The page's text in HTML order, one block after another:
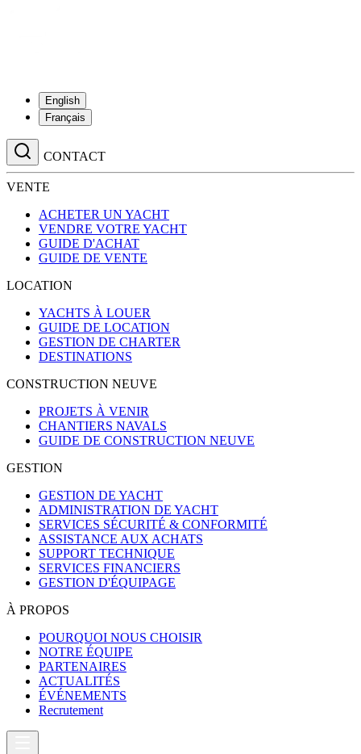
English
Français
CONTACT
VENTE
ACHETER UN YACHT
VENDRE VOTRE YACHT
GUIDE D'ACHAT
GUIDE DE VENTE
LOCATION
YACHTS À LOUER
GUIDE DE LOCATION
GESTION DE CHARTER
DESTINATIONS
CONSTRUCTION NEUVE
PROJETS À VENIR
CHANTIERS NAVALS
GUIDE DE CONSTRUCTION NEUVE
GESTION
GESTION DE YACHT
ADMINISTRATION DE YACHT
SERVICES SÉCURITÉ & CONFORMITÉ
ASSISTANCE AUX ACHATS
SUPPORT TECHNIQUE
SERVICES FINANCIERS
GESTION D'ÉQUIPAGE
À PROPOS
POURQUOI NOUS CHOISIR
NOTRE ÉQUIPE
PARTENAIRES
ACTUALITÉS
ÉVÉNEMENTS
Recrutement